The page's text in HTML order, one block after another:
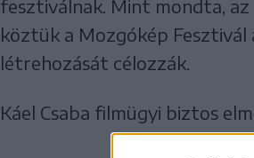
fesztiválnak. Mint mondta,
köztük a Mozgókép Fesztivál
létrehozását célozzák.
Káel Csaba filmügyi biztos